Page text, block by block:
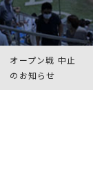
オープン戦 中止
のお知らせ